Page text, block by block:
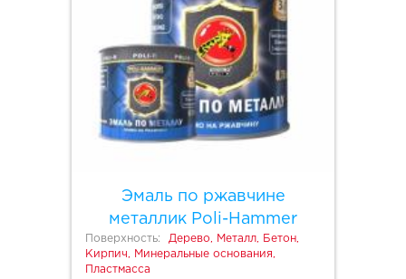
Эмаль по ржавчине
металлик Poli-Hammer
Поверхность:
Дерево, Металл, Бетон,
Кирпич, Минеральные основания,
Пластмасса